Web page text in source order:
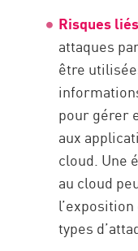
Risques
attaques
être
pour gérer
aux
cloud. Une
au cloud
types